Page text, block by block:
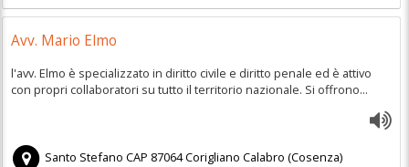
Avv. Mario Elmo
l'avv. Elmo è specializzato in diritto civile e diritto penale ed è attivo
con propri collaboratori su tutto il territorio nazionale. Si offrono...
Santo Stefano CAP 87064Corigliano Calabro (Cosenza)